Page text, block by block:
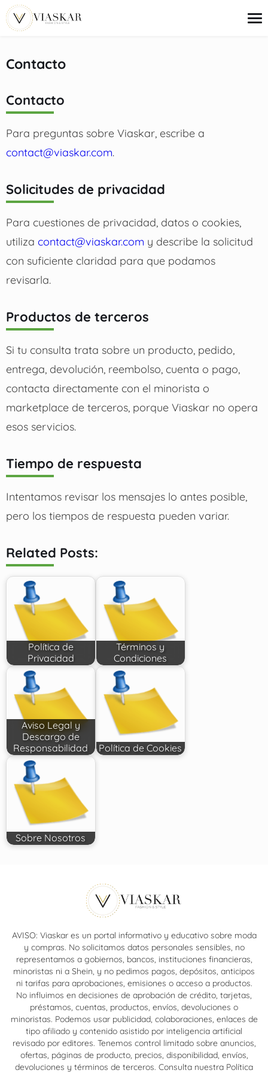
contenido
Ideas de Looks
Belleza
Ofertas de Moda
Guías para Comprar
Contacto
Contacto
Para preguntas sobre Viaskar, escribe a
contact@viaskar.com.
Solicitudes de privacidad
Para cuestiones de privacidad, datos o cookies,
utiliza contact@viaskar.com y describe la solicitud
con suficiente claridad para que podamos
revisarla.
Productos de terceros
Si tu consulta trata sobre un producto, pedido,
entrega, devolución, reembolso, cuenta o pago,
contacta directamente con el minorista o
marketplace de terceros, porque Viaskar no opera
esos servicios.
Tiempo de respuesta
Intentamos revisar los mensajes lo antes posible,
pero los tiempos de respuesta pueden variar.
Related Posts:
Política de
Privacidad
Términos y
Condiciones
Aviso Legal y
Descargo de
Responsabilidad
Política de Cookies
Sobre Nosotros
AVISO: Viaskar es un portal informativo y educativo sobre moda
y compras. No solicitamos datos personales sensibles, no
representamos a gobiernos, bancos, instituciones financieras,
minoristas ni a Shein, y no pedimos pagos, depósitos, anticipos
ni tarifas para aprobaciones, emisiones o acceso a productos.
No influimos en decisiones de aprobación de crédito, tarjetas,
préstamos, cuentas, productos, envíos, devoluciones o
minoristas. Podemos usar publicidad, colaboraciones, enlaces de
tipo afiliado y contenido asistido por inteligencia artificial
revisado por editores. Tenemos control limitado sobre anuncios,
ofertas, páginas de producto, precios, disponibilidad, envíos,
devoluciones y términos de terceros. Consulta nuestra Política